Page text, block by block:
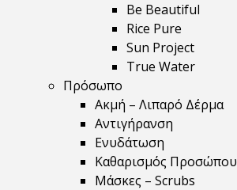
Be Beautiful
Rice Pure
Sun Project
True Water
Πρόσωπο
Ακμή – Λιπαρό Δέρμα
Αντιγήρανση
Ενυδάτωση
Καθαρισμός Προσώπου
Μάσκες – Scrubs